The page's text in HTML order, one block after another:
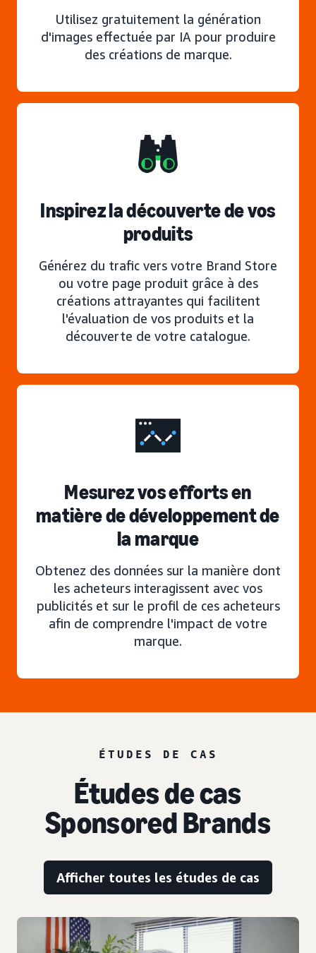
Utilisez gratuitement la génération
d'images effectuée par IA pour produire
des créations de marque.
Inspirez la découverte de vos
produits
Générez du trafic vers votre Brand Store
ou votre page produit grâce à des
créations attrayantes qui facilitent
l'évaluation de vos produits et la
découverte de votre catalogue.
Mesurez vos efforts en
matière de développement de
la marque
Obtenez des données sur la manière dont
les acheteurs interagissent avec vos
publicités et sur le profil de ces acheteurs
afin de comprendre l'impact de votre
marque.
ÉTUDES DE CAS
Études de cas
Sponsored Brands
Afficher toutes les études de cas